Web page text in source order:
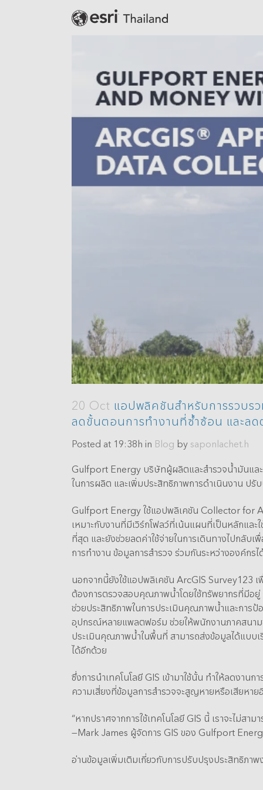
Banking
Defense
Education
Government
Public Safety
20 Oct แอปพลิคชันสำหรับการรวบ
ลดขั้นตอนการทำงานที่ซ้ำซ้อน และล
Posted at 19:38h in Blog by saponlachet.h
Gulfport Energy บริษัทผู้ผลิตและสำรวจน้ำมันและ
ในการผลิต และเพิ่มประสิทธิภาพการดำเนินงาน ป
Gulfport Energy ใช้แอปพลิเคชัน Collector for
เหมาะกับงานที่มีเวิร์กโฟลว์ที่เน้นแผนที่เป็นหลักแล
ที่สุด และยังช่วยลดค่าใช้จ่ายในการเดินทางไปกลับ
การทำงาน ข้อมูลการสำรวจ ร่วมกันระหว่างองค์กรไ
นอกจากนี้ยังใช้แอปพลิเคชัน ArcGIS Survey123
ต้องการตรวจสอบคุณภาพน้ำโดยใช้ทรัพยากรที่มีอยู่
ช่วยประสิทธิภาพในการประเมินคุณภาพน้ำและการ
อุปกรณ์หลายแพลตฟอร์ม ช่วยให้พนักงานภาคสนาม
ประเมินคุณภาพน้ำในพื้นที่ สามารถส่งข้อมูลได้แบบ
ได้อีกด้วย
ซึ่งการนำเทคโนโลยี GIS เข้ามาใช้นั้น ทำให้ลดงา
ความเสี่ยงที่ข้อมูลการสำรวจจะสูญหายหรือเสียหาย
“หากปราศจากการใช้เทคโนโลยี GIS นี้ เราจะไม่ส
—Mark James ผู้จัดการ GIS ของ Gulfport
อ่านข้อมูลเพิ่มเติมเกี่ยวกับการปรับปรุงประสิทธิภา